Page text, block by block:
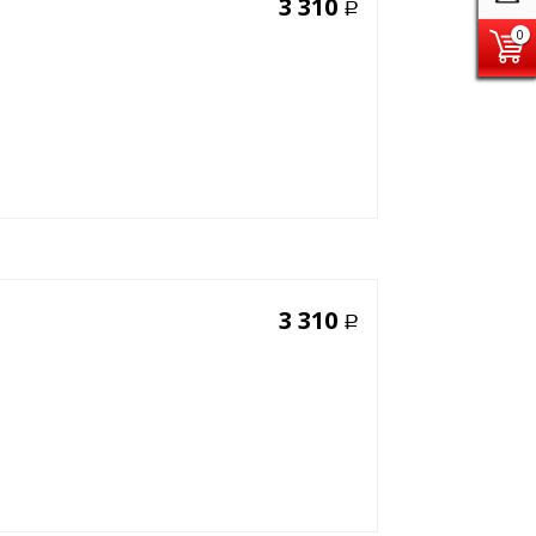
0
3 310 Р
3 310 Р